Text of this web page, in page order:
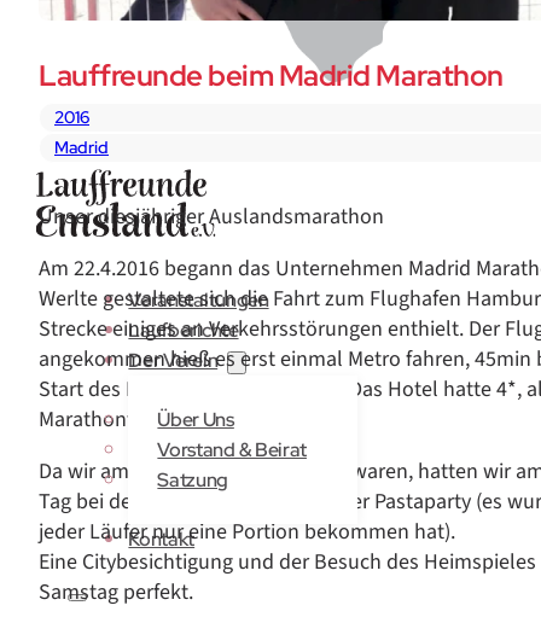
Veranstaltungen
Laufberichte
Der Verein
Über Uns
Vorstand & Beirat
Satzung
Kontakt
Lauffreunde beim Madrid Marathon
2016
Madrid
Unser diesjähriger Auslandsmarathon
Am 22.4.2016 begann das Unternehmen Madrid
Werlte gestaltete sich die Fahrt zum Flughafen
Strecke einiges an Verkehrsstörungen enthielt. Der
angekommen hieß es erst einmal Metro fahren, 45min
Start des Marathons entfernt war. Das Hotel hatte 4*,
Marathontag.
Da wir am Freitag schon angereist waren, hatten wir
Tag bei der Marathon Messe und der Pastaparty (es
jeder Läufer nur eine Portion bekommen hat).
Eine Citybesichtigung und der Besuch des
Samstag perfekt.